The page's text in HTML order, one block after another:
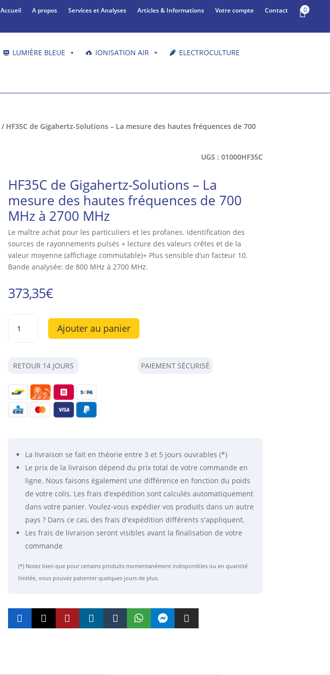
Accueil A propos Services et Analyses Articles & Informations Votre compte Contact 0
LUMIÈRE BLEUE IONISATION AIR ELECTROCULTURE
/ HF35C de Gigahertz-Solutions – La mesure des hautes fréquences de 700
UGS : 01000HF35C
HF35C de Gigahertz-Solutions – La
mesure des hautes fréquences de 700
MHz à 2700 MHz
Le maître achat pour les particuliers et les profanes. Identification des
sources de rayonnements pulsés + lecture des valeurs crêtes et de la
valeur moyenne (affichage commutable)+ Plus sensible d’un facteur 10.
Bande analysée: de 800 MHz à 2700 MHz.
373,35€
Gigahertz-
La
mesure
700
Ajouter au panier
RETOUR 14 JOURS PAIEMENT SÉCURISÉ
La livraison se fait en théorie entre 3 et 5 jours ouvrables (*)
Le prix de la livraison dépend du prix total de votre commande en
ligne. Nous faisons également une différence en fonction du poids
de votre colis. Les frais d’expédition sont calculés automatiquement
dans votre panier. Voulez-vous expédier vos produits dans un autre
pays ? Dans ce cas, des frais d'expédition différents s'appliquent.
Les frais de livraison seront visibles avant la finalisation de votre
commande
(*) Notez bien que pour certains produits momentanément indisponibles ou en quantité
limitée, vous pouvez patienter quelques jours de plus.
       